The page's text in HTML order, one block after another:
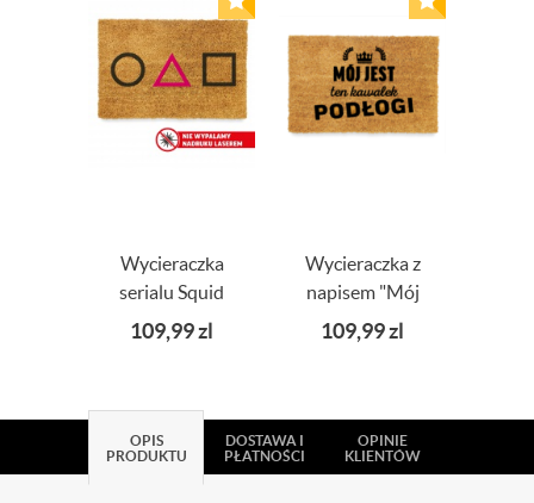
Wycieraczka
serialu Squid
Game
109,99zl
Wycieraczka z
napisem "Mój
jest ten kawałek
podłogi"
109,99zl
OPIS
PRODUKTU
DOSTAWA I
PŁATNOŚCI
OPINIE
KLIENTÓW